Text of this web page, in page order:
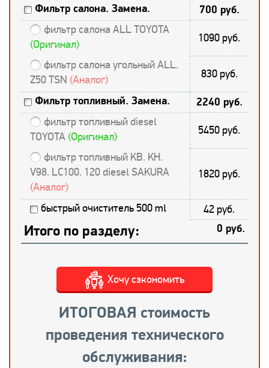
Фильтр салона. Замена. 700 руб.
фильтр салона ALL TOYOTA
(Оригинал)
1090 руб.
фильтр салона угольный ALL.
Z50 TSN (Аналог) 830 руб.
Фильтр топливный. Замена. 2240 руб.
фильтр топливный diesel
TOYOTA (Оригинал) 5450 руб.
фильтр топливный KB. KH.
V98. LC100. 120 diesel SAKURA
(Аналог)
1820 руб.
быстрый очиститель 500 ml 42 руб.
Итого по разделу: 0 руб.
ИТОГОВАЯ стоимость
проведения технического
обслуживания:
Хочу сэкономить